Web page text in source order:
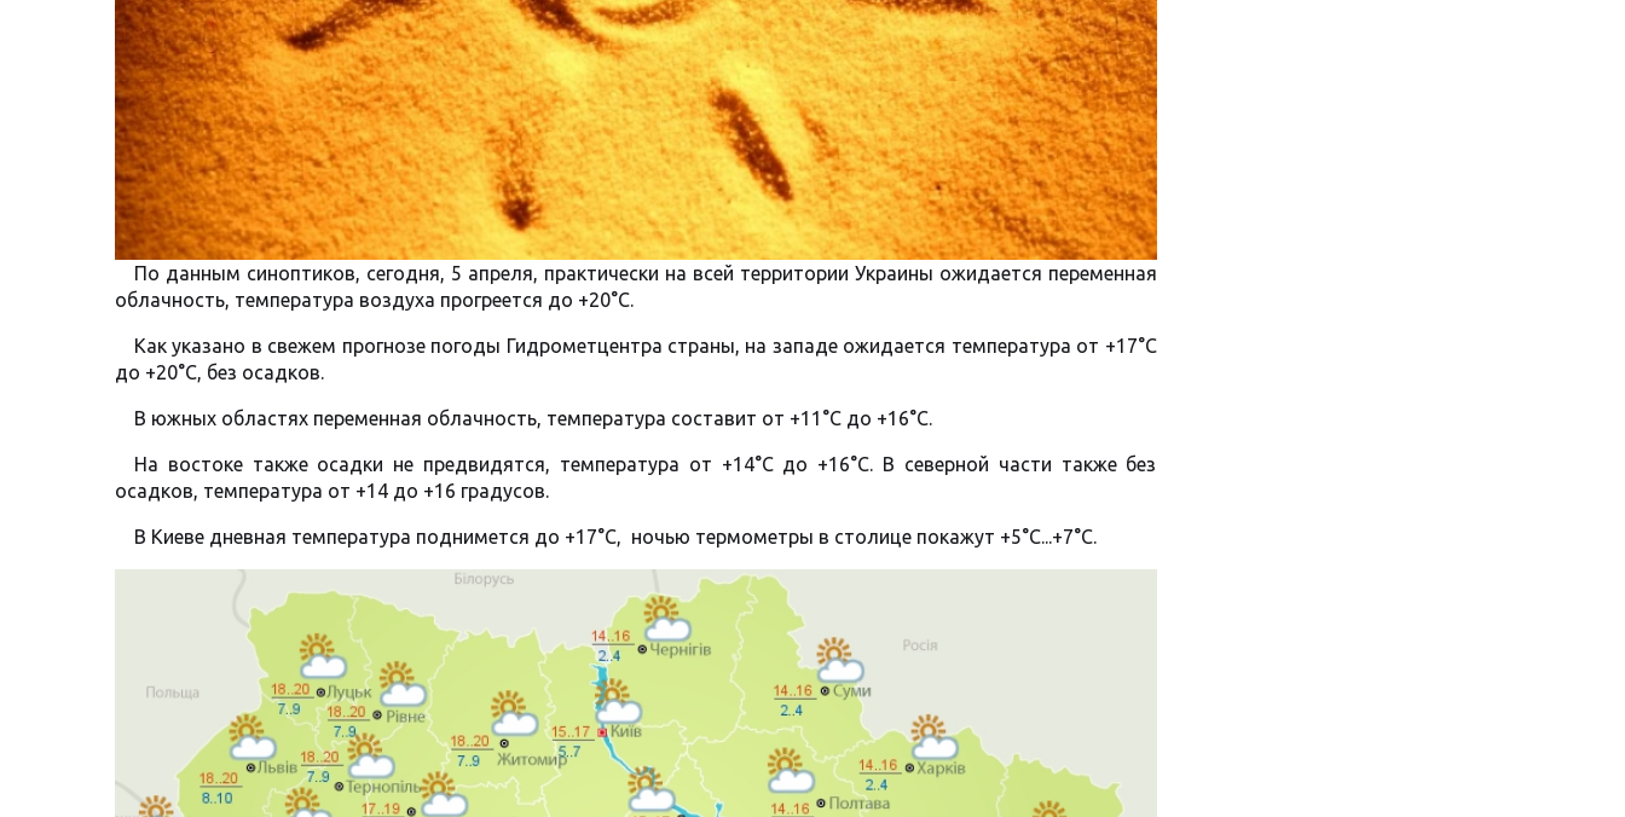
По данным синоптиков, сегодня, 5 апреля, практически на всей территории Украины ожидается переменная
облачность, температура воздуха прогреется до +20°C.
Как указано в свежем прогнозе погоды Гидрометцентра страны, на западе ожидается температура от +17°C
до +20°C, без осадков.
В южных областях переменная облачность, температура составит от +11°C до +16°C.
На востоке также осадки не предвидятся, температура от +14°C до +16°C. В северной части также без
осадков, температура от +14 до +16 градусов.
В Киеве дневная температура поднимется до +17°C, ночью термометры в столице покажут +5°C...+7°C.